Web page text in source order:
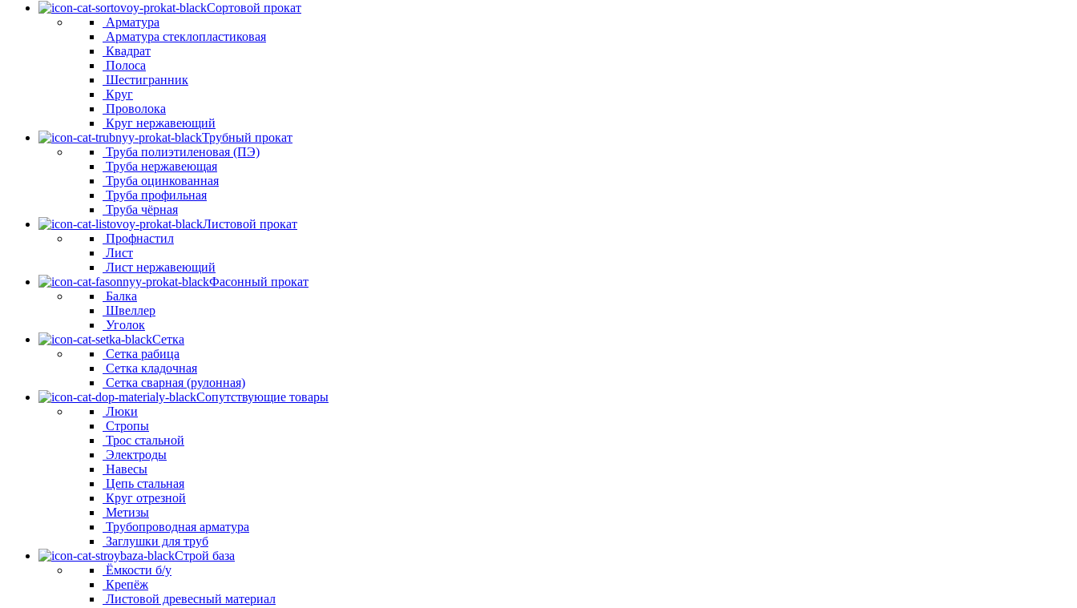
Сортовой прокат
Арматура
Арматура стеклопластиковая
Квадрат
Полоса
Шестигранник
Круг
Проволока
Круг нержавеющий
Трубный прокат
Труба полиэтиленовая (ПЭ)
Труба нержавеющая
Труба оцинкованная
Труба профильная
Труба чёрная
Листовой прокат
Профнастил
Лист
Лист нержавеющий
Фасонный прокат
Балка
Швеллер
Уголок
Сетка
Сетка рабица
Сетка кладочная
Сетка сварная (рулонная)
Сопутствующие товары
Люки
Стропы
Трос стальной
Электроды
Навесы
Цепь стальная
Круг отрезной
Метизы
Трубопроводная арматура
Заглушки для труб
Строй база
Ёмкости б/у
Крепёж
Листовой древесный материал